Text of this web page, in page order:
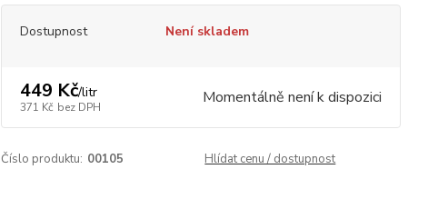
Dostupnost Není skladem
449 Kč/litr
371 Kč bez DPH Momentálně není k dispozici
Číslo produktu: 00105 Hlídat cenu / dostupnost